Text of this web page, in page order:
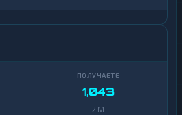
1,043
2 M